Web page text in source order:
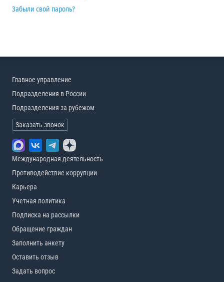
Забыли свой пароль?
Главное управление
Подразделения в России
Подразделения за рубежом
Заказать звонок
Международная деятельность
Противодействие коррупции
Карьера
Учетная политика
Подписка на рассылки
Обращение граждан
Заполнить анкету
Оставить отзыв
Задать вопрос